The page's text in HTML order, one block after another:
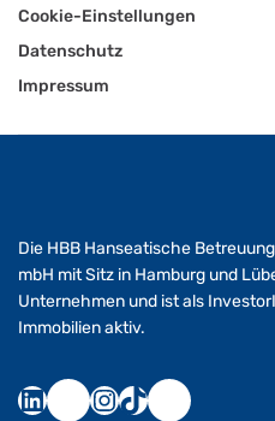
Cookie-Einstellungen
Datenschutz
Impressum
Die HBB Hanseatische
mbH mit Sitz in Hamburg und
Unternehmen und ist als
Immobilien aktiv.